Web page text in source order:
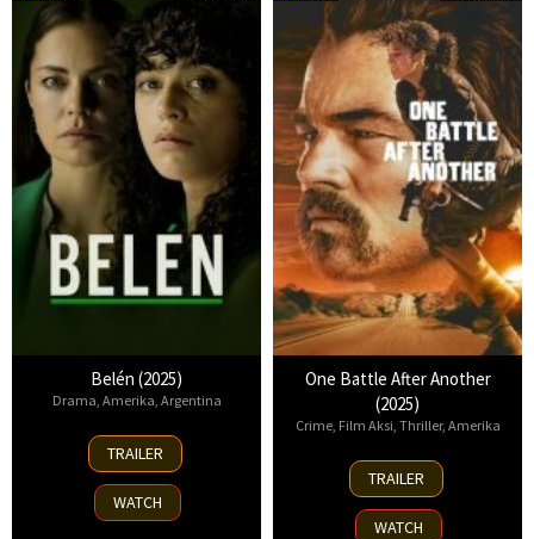
Belén (2025)
Drama Amerika Argentina
18
Sep
2025
TRAILER
WATCH
One Battle After Another
(2025)
Crime, Film Aksi Thriller, Amerika
23
Sep
2025
TRAILER
WATCH